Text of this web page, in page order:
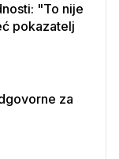
"To nije
pokazatelj
za